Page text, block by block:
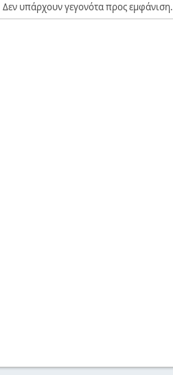
Δεν υπάρχουν γεγονότα προς εμφάνιση.